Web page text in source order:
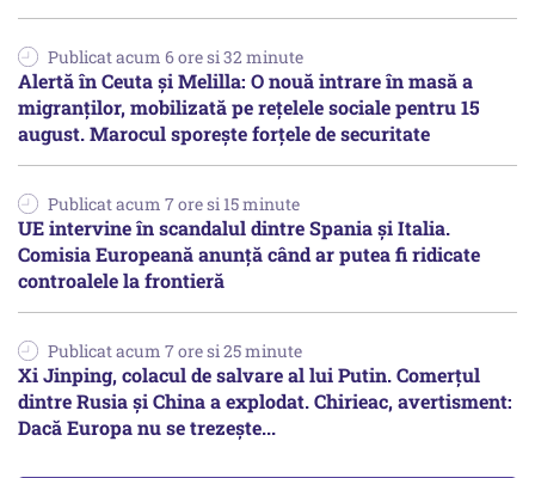
Publicat acum 6 ore si 32 minute
Alertă în Ceuta și Melilla: O nouă intrare în masă a
migranților, mobilizată pe rețelele sociale pentru 15
august. Marocul sporește forțele de securitate
Publicat acum 7 ore si 15 minute
UE intervine în scandalul dintre Spania și Italia.
Comisia Europeană anunță când ar putea fi ridicate
controalele la frontieră
Publicat acum 7 ore si 25 minute
Xi Jinping, colacul de salvare al lui Putin. Comerțul
dintre Rusia și China a explodat. Chirieac, avertisment:
Dacă Europa nu se trezește...